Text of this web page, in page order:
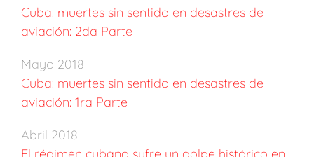
Cuba: muertes sin sentido en desastres de
aviación: 2da Parte
Mayo 2018
Cuba: muertes sin sentido en desastres de
aviación: 1ra Parte
Abril 2018